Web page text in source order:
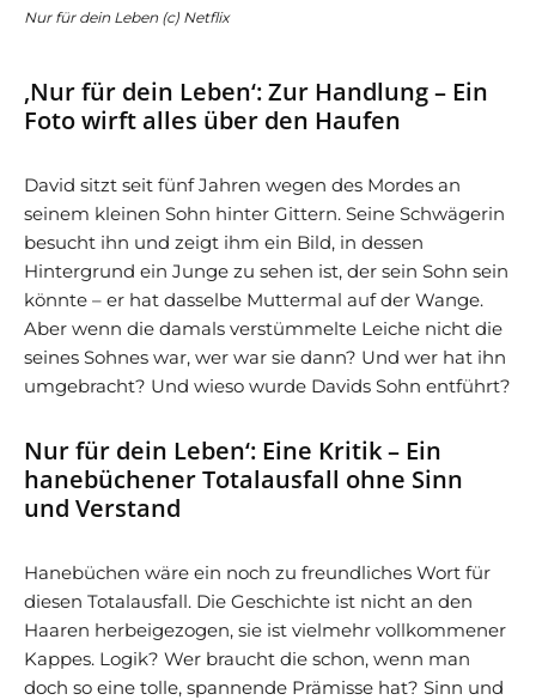
Nur für dein Leben (c) Netflix
‚Nur für dein Leben‘: Zur Handlung – Ein
Foto wirft alles über den Haufen
David sitzt seit fünf Jahren wegen des Mordes an
seinem kleinen Sohn hinter Gittern. Seine Schwägerin
besucht ihn und zeigt ihm ein Bild, in dessen
Hintergrund ein Junge zu sehen ist, der sein Sohn sein
könnte – er hat dasselbe Muttermal auf der Wange.
Aber wenn die damals verstümmelte Leiche nicht die
seines Sohnes war, wer war sie dann? Und wer hat ihn
umgebracht? Und wieso wurde Davids Sohn entführt?
Nur für dein Leben‘: Eine Kritik – Ein
hanebüchener Totalausfall ohne Sinn
und Verstand
Hanebüchen wäre ein noch zu freundliches Wort für
diesen Totalausfall. Die Geschichte ist nicht an den
Haaren herbeigezogen, sie ist vielmehr vollkommener
Kappes. Logik? Wer braucht die schon, wenn man
doch so eine tolle, spannende Prämisse hat? Sinn und